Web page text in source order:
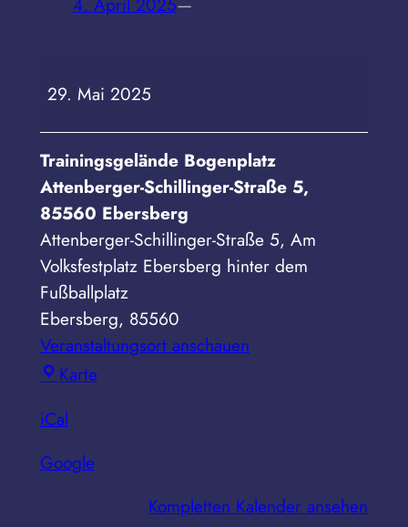
Meisterschaft
29. Mai 2025
Trainingsgelände Bogenplatz
Attenberger-Schillinger-Straße 5,
85560 Ebersberg
Attenberger-Schillinger-Straße 5 Am
Volksfestplatz Ebersberg hinter dem
Fußballplatz
Ebersberg, 85560
Veranstaltungsort anschauen
KarteTrainingsgelände
iCal
Google
Kompletten Kalender ansehen